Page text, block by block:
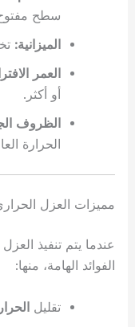
سطح
الميزانية:
العمر
أو أكثر.
الظروف
الحرارة
مميزات العزل
عندما يتم تنفيذ
الفوائد الهامة، منها:
تقليل